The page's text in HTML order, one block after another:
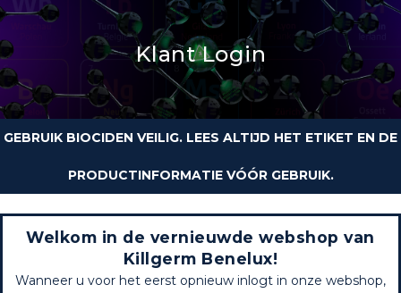
Klant Login
GEBRUIK BIOCIDEN VEILIG. LEES ALTIJD HET ETIKET EN DE
PRODUCTINFORMATIE VÓÓR GEBRUIK.
Welkom in de vernieuwde webshop van
Killgerm Benelux!
Wanneer u voor het eerst opnieuw inlogt in onze webshop,